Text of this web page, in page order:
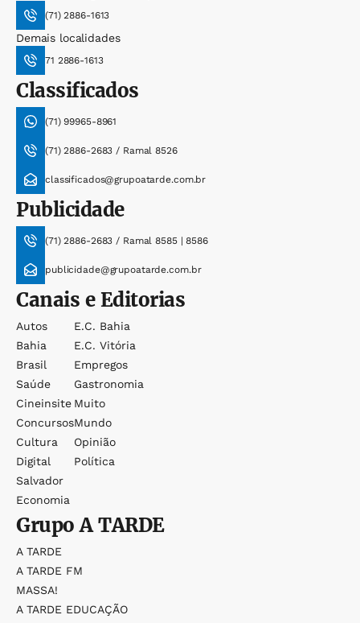
(71) 2886-1613
Demais localidades
71 2886-1613
Classificados
(71) 99965-8961
(71) 2886-2683 / Ramal 8526
classificados@grupoatarde.com.br
Publicidade
(71) 2886-2683 / Ramal 8585 | 8586
publicidade@grupoatarde.com.br
Canais e Editorias
Autos
Bahia
Brasil
Saúde
Cineinsite
Concursos
Cultura
Digital
Salvador
Economia
E.c. Bahia
E.c. Vitória
Empregos
Gastronomia
Muito
Mundo
Opinião
Política
GrupoA TARDE
A TARDE
A TARDE FM
MASSA!
A TARDE EDUCAÇÃO